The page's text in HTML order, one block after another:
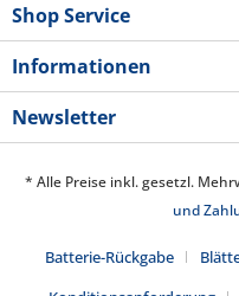
Shop Service
Informationen
Newsletter
* Alle Preise inkl. gesetzl.
und
Batterie-Rückgabe